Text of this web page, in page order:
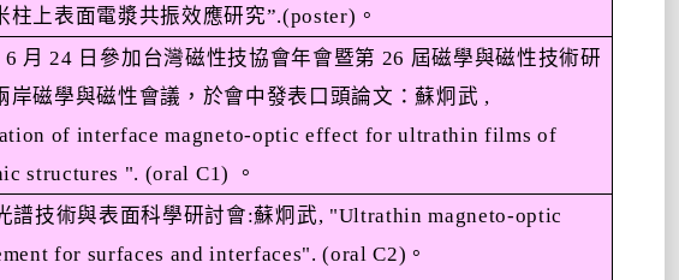
柱上表面電漿共振效應研究”.(poster) 。
6 月 24 日參加台灣磁性技協會年會暨第 26 屆磁學與磁性技術研
岸磁學與磁性會議，於會中發表口頭論文：蘇炯武 ,
of interface magneto-optic effect for ultrathin films of
structures ". (oral C1)
。
譜技術與表面科學研討會:蘇炯武, "Ultrathin magneto-optic
for surfaces and interfaces". (oral C2) 。